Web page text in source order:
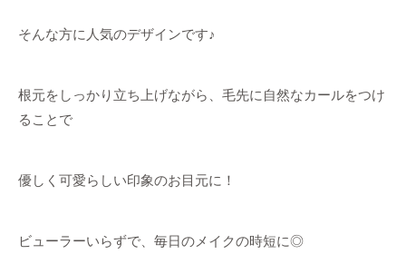
そんな方に人気のデザインです♪
根元をしっかり立ち上げながら、毛先に自然なカールをつけ
ることで
優しく可愛らしい印象のお目元に！
ビューラーいらずで、毎日のメイクの時短に◎